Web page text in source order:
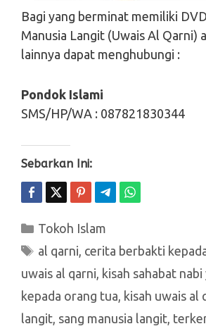
Bagi yang berminat memiliki
Manusia Langit (Uwais Al Qarni)
lainnya dapat menghubungi :
Pondok Islami
SMS/HP/WA : 087821830344
Sebarkan Ini:
Kategori
Tokoh Islam
Tag
al qarni cerita berbakti
uwais al qarni kisah sahabat
kepada orang tua kisah uwais al
langit sang manusia langit